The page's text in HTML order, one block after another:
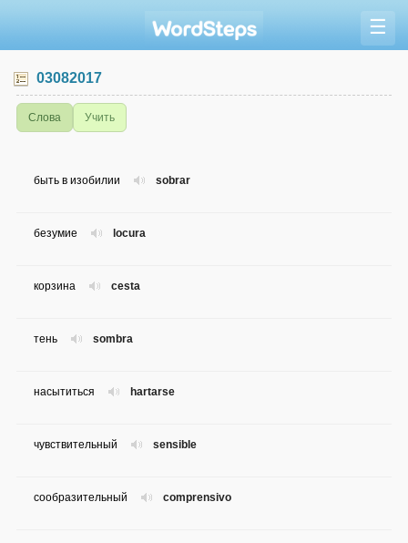
☰
03082017
Слова Учить
sobrar
быть в изобилии
locura
безумие
cesta
корзина
sombra
тень
hartarse
насытиться
sensible
чувствительный
comprensivo
сообразительный